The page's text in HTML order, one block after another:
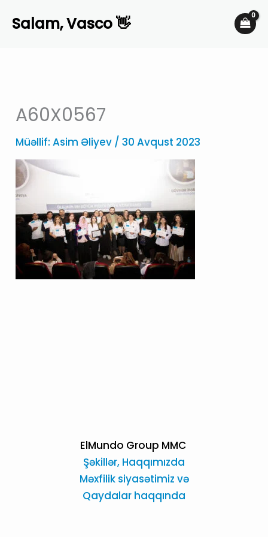
Salam, Vasco 👋
A60X0567
Müəllif:Asim Əliyev /30 Avqust 2023
ElMundo Group MMC
Şəkillər, Haqqımızda
Məxfilik siyasətimiz və
Qaydalar haqqında